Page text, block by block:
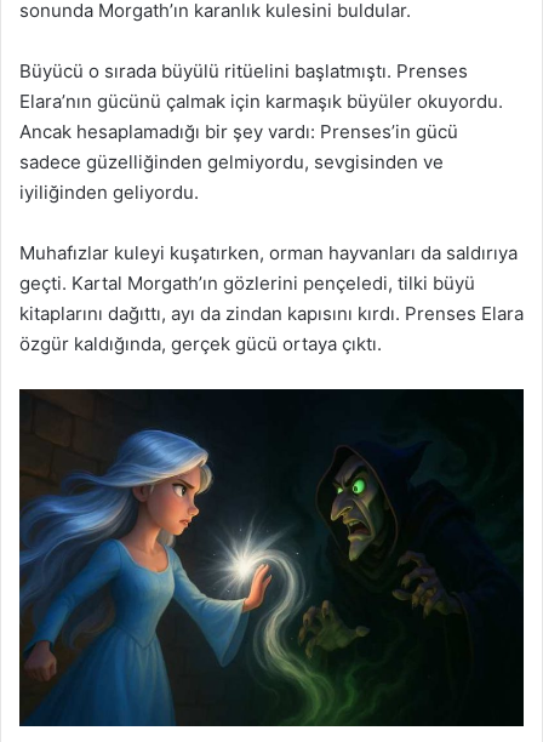
sonunda Morgath’ın karanlık kulesini buldular.
Büyücü o sırada büyülü ritüelini başlatmıştı. Prenses
Elara’nın gücünü çalmak için karmaşık büyüler okuyordu.
Ancak hesaplamadığı bir şey vardı: Prenses’in gücü
sadece güzelliğinden gelmiyordu, sevgisinden ve
iyiliğinden geliyordu.
Muhafızlar kuleyi kuşatırken, orman hayvanları da saldırıya
geçti. Kartal Morgath’ın gözlerini pençeledi, tilki büyü
kitaplarını dağıttı, ayı da zindan kapısını kırdı. Prenses Elara
özgür kaldığında, gerçek gücü ortaya çıktı.